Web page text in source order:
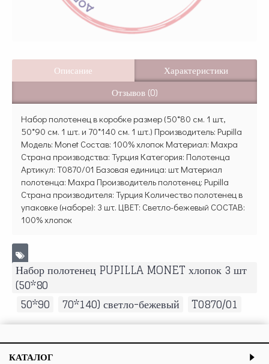
Описание
Характеристики
Отзывов (0)
Набор полотенец в коробке размер (50*80 см. 1 шт,
50*90 см. 1 шт. и 70*140 см. 1 шт.) Производитель: Pupilla
Модель: Monet Состав: 100% хлопок Материал: Махра
Страна производства: Турция Категория: Полотенца
Артикул: T0870/01 Базовая единица: шт Материал
полотенца: Махра Производитель полотенец: Pupilla
Страна производителя: Турция Количество полотенец в
упаковке (наборе): 3 шт. ЦВЕТ: Светло-бежевый СОСТАВ:
100% хлопок
Набор полотенец PUPILLA MONET хлопок 3 шт
(50*80
50*90 70*140) светло-бежевый T0870/01
КАТАЛОГ